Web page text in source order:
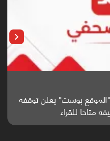
ألزهايمر بدراسة